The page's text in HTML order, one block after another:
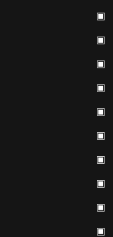
▣
▣
▣
▣
▣
▣
▣
▣
▣
▣